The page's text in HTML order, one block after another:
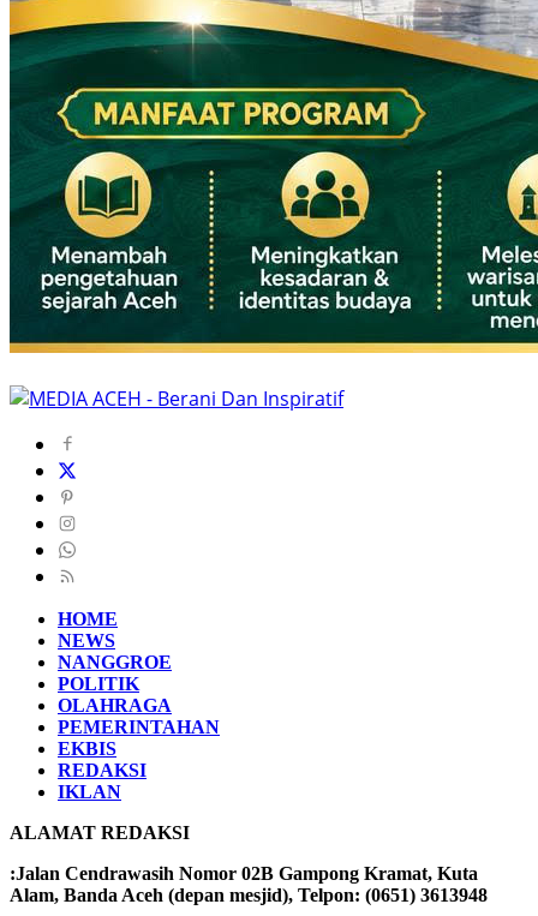
HOME
NEWS
NANGGROE
POLITIK
OLAHRAGA
PEMERINTAHAN
EKBIS
REDAKSI
IKLAN
ALAMAT REDAKSI
:Jalan Cendrawasih Nomor 02B Gampong Kramat, Kuta
Alam, Banda Aceh (depan mesjid), Telpon: (0651) 3613948